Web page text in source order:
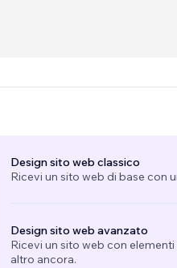
Design sito web classico
Ricevi un sito web di base con
Design sito web avanzato
Ricevi un sito web con
altro ancora.